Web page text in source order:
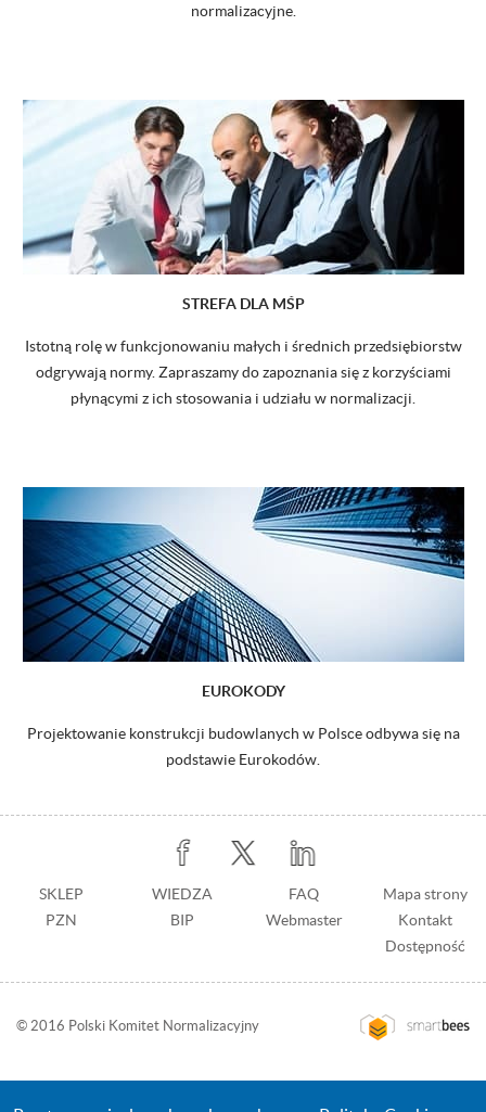
normalizacyjne.
STREFA DLA MŚP
Istotną rolę w funkcjonowaniu małych i średnich przedsiębiorstw
odgrywają normy. Zapraszamy do zapoznania się z korzyściami
płynącymi z ich stosowania i udziału w normalizacji.
EUROKODY
Projektowanie konstrukcji budowlanych w Polsce odbywa się na
podstawie Eurokodów.
StopkaSKLEP
WIEDZA
PZN
BIP
Mapa strony
FAQ
Kontakt
Webmaster
Dostępność
© 2016 Polski Komitet Normalizacyjny
Przejdź
stronę